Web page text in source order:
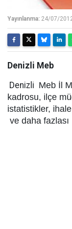
Yayınlanma: 24/07/
Denizli Meb
Denizli Meb İl
kadrosu, ilçe
istatistikler,
ve daha